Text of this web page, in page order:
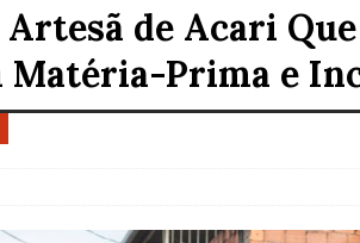
Fogo que Impulsionam a Mudança de que
Autora Coordenadora Principal de
Cidades
*DESTAQUE
Começou com uma Praça em Ramos
de Acari
Prima e